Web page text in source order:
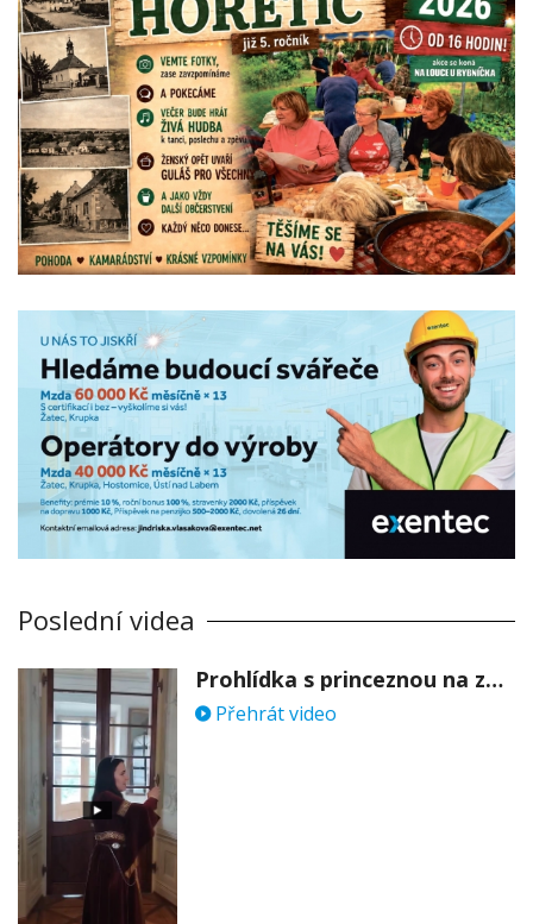
Poslední videa
Prohlídka s princeznou na zámku Stekník
Přehrát video